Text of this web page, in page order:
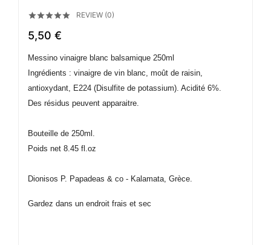
 REVIEW (0)
5,50 €
Messino vinaigre blanc balsamique 250ml
Ingrédients : vinaigre de vin blanc, moût de raisin,
antioxydant, E224 (Disulfite de potassium). Acidité 6%.
Des résidus peuvent apparaitre.
Bouteille de 250ml.
Poids net 8.45 fl.oz
Dionisos P. Papadeas & co - Kalamata, Grèce.
Gardez dans un endroit frais et sec